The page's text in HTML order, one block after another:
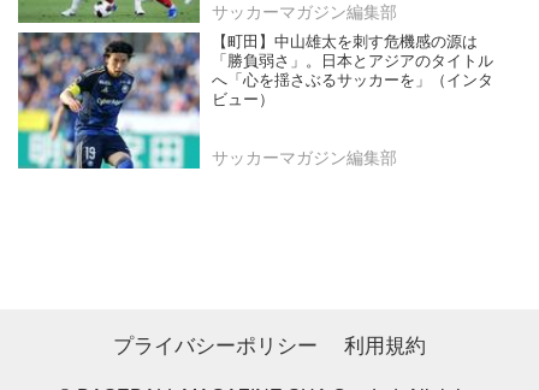
サッカーマガジン編集部
【町田】中山雄太を刺す危機感の源は
「勝負弱さ」。日本とアジアのタイトル
へ「心を揺さぶるサッカーを」（インタ
ビュー）
サッカーマガジン編集部
プライバシーポリシー 利用規約